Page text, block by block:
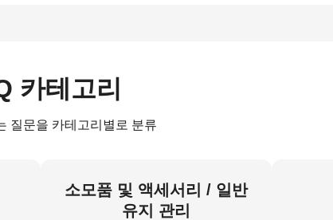
카테고리
질문을 카테고리별로 분류
소모품 및 액세서리 / 일반
유지 관리